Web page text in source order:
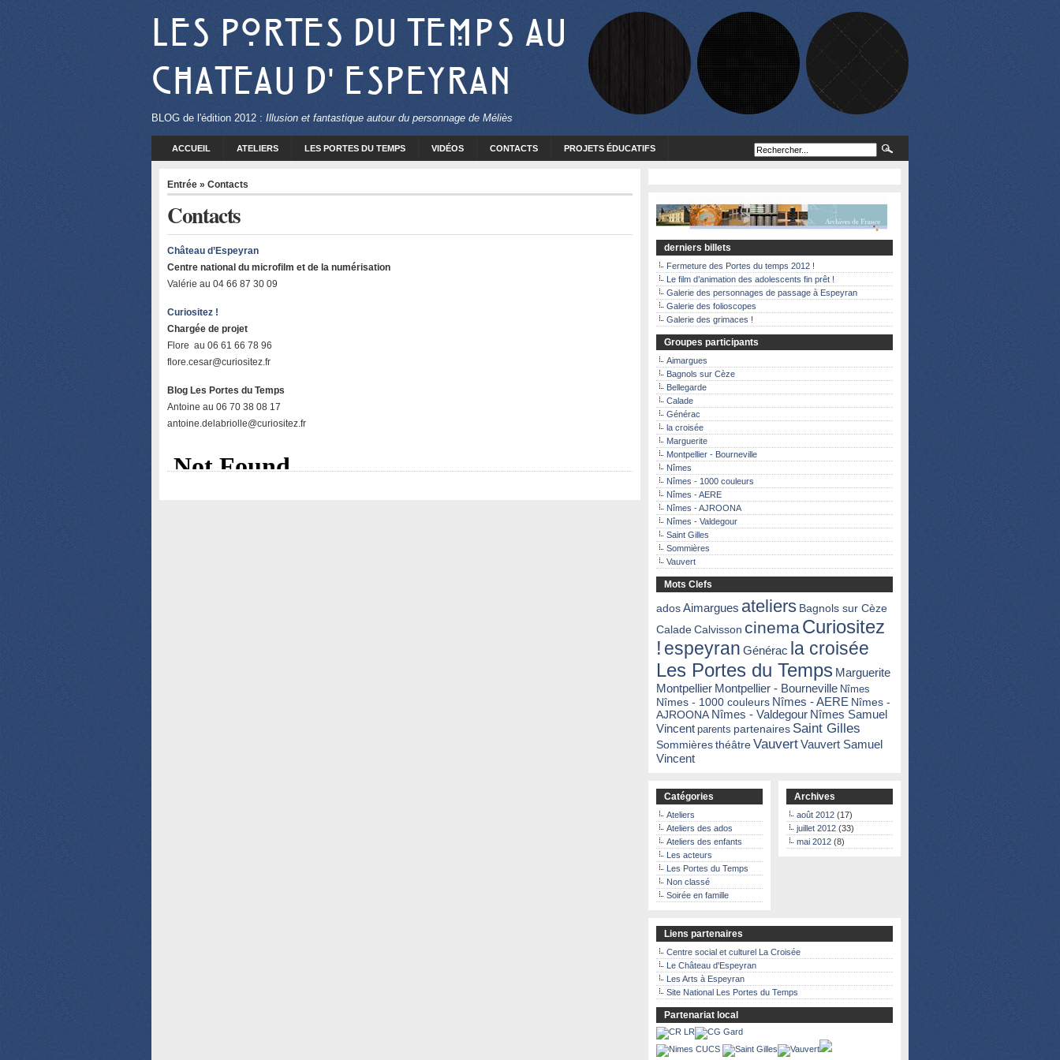
Les Portes du Temps au
Chateau d' Espeyran
BLOG de l'édition 2012 : Illusion et fantastique autour du personnage de Méliès
ACCUEIL ATELIERS LES PORTES DU TEMPS VIDÉOS CONTACTS PROJETS ÉDUCATIFS
Entrée » Contacts
Contacts
Château d’Espeyran
Centre national du microfilm et de la numérisation
Valérie au 04 66 87 30 09
Curiositez !
Chargée de projet
Flore au 06 61 66 78 96
flore.cesar@curiositez.fr
Blog Les Portes du Temps
Antoine au 06 70 38 08 17
antoine.delabriolle@curiositez.fr
derniers billets
Fermeture des Portes du temps 2012 !
Le film d’animation des adolescents fin prêt !
Galerie des personnages de passage à Espeyran
Galerie des folioscopes
Galerie des grimaces !
Groupes participants
Aimargues
Bagnols sur Cèze
Bellegarde
Calade
Générac
la croisée
Marguerite
Montpellier - Bourneville
Nîmes
Nîmes - 1000 couleurs
Nîmes - AERE
Nîmes - AJROONA
Nîmes - Valdegour
Saint Gilles
Sommières
Vauvert
Mots Clefs
adosAimargues ateliers Bagnols sur Cèze
CaladeCalvisson cinemaCuriositez
! espeyran Générac la croisée
Les Portes du Temps Marguerite
Montpellier Montpellier - Bourneville Nîmes
Nîmes - 1000 couleurs Nîmes - AERE Nîmes -
AJROONA Nîmes - Valdegour Nîmes Samuel
Vincent parents partenaires Saint Gilles
Sommières théâtre VauvertVauvert Samuel
Vincent
Catégories
Ateliers
Ateliers des ados
Ateliers des enfants
Les acteurs
Les Portes du Temps
Non classé
Soirée en famille
Archives
août 2012 (17)
juillet 2012 (33)
mai 2012 (8)
Liens partenaires
Centre social et culturel La Croisée
Le Château d'Espeyran
Les Arts à Espeyran
Site National Les Portes du Temps
Partenariat local